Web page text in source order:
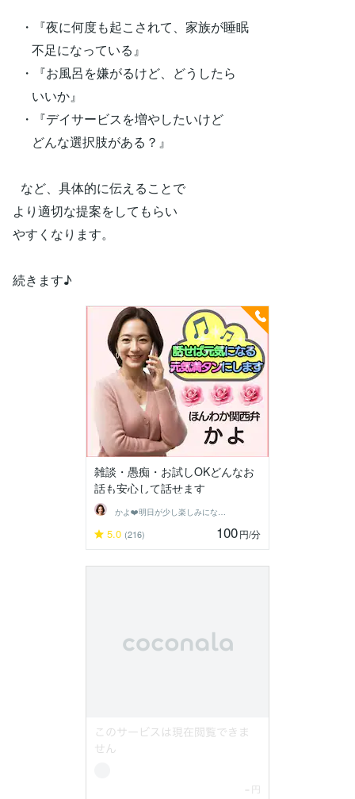
・『夜に何度も起こされて、家族が睡眠
不足になっている』
・『お風呂を嫌がるけど、どうしたら
いいか』
・『デイサービスを増やしたいけど
どんな選択肢がある？』
など、具体的に伝えることで
より適切な提案をしてもらい
やすくなります。
続きます♪
雑談・愚痴・お試しOKどんなお
話も安心して話せます
かよ❤️明日が少し楽しみになる場所
5.0 (216) 100円/分